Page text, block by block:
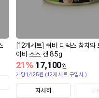
[12개세트] 쉬바 디럭스 참치와
이비 소스 캔 85g
17,100원
21%
개당1,425원 (12개 세트 구입시 )
자세히